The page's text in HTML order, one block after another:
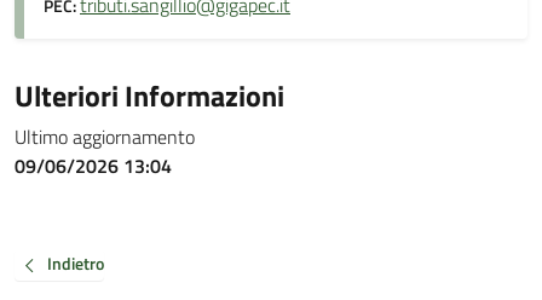
PEC:
Ulteriori Informazioni
Ultimo aggiornamento
09/06/2026 13:04
Indietro